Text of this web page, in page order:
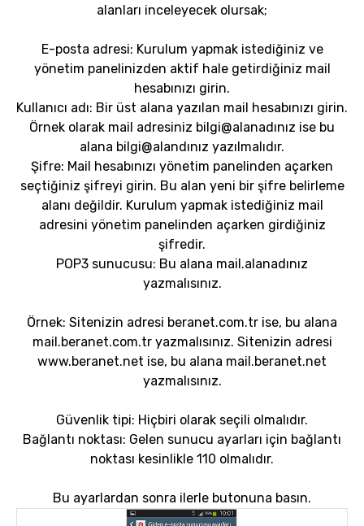
alanları inceleyecek olursak;
E-posta adresi: Kurulum yapmak istediğiniz ve
yönetim panelinizden aktif hale getirdiğiniz mail
hesabınızı girin.
Kullanıcı adı: Bir üst alana yazılan mail hesabınızı girin.
Örnek olarak mail adresiniz bilgi@alanadınız ise bu
alana bilgi@alandınız yazılmalıdır.
Şifre: Mail hesabınızı yönetim panelinden açarken
seçtiğiniz şifreyi girin. Bu alan yeni bir şifre belirleme
alanı değildir. Kurulum yapmak istediğiniz mail
adresini yönetim panelinden açarken girdiğiniz
şifredir.
POP3 sunucusu: Bu alana mail.alanadınız
yazmalısınız.
Örnek: Sitenizin adresi beranet.com.tr ise, bu alana
mail.beranet.com.tr yazmalısınız. Sitenizin adresi
www.beranet.net ise, bu alana mail.beranet.net
yazmalısınız.
Güvenlik tipi: Hiçbiri olarak seçili olmalıdır.
Bağlantı noktası: Gelen sunucu ayarları için bağlantı
noktası kesinlikle 110 olmalıdır.
Bu ayarlardan sonra ilerle butonuna basın.